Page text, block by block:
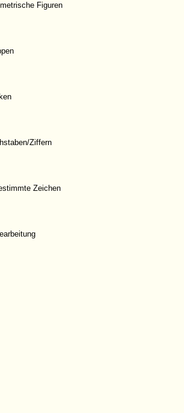
Figuren
Ziffern
Zeichen